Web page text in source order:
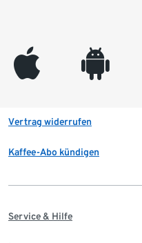
appleinc android
Vertrag widerrufen
Kaffee-Abo kündigen
Service & Hilfe